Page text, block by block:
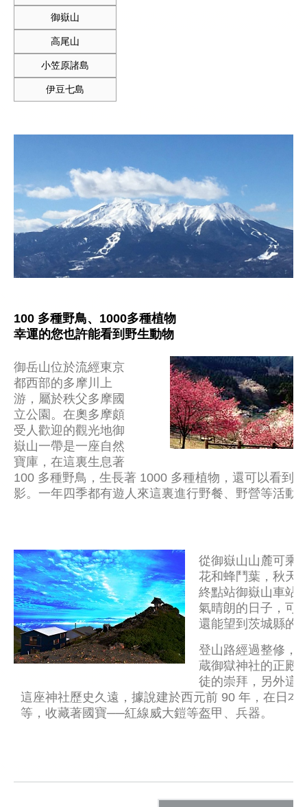
御嶽山
高尾山
小笠原諸島
伊豆七島
100 多種野鳥、1000多種植物
幸運的您也許能看到野生動物
御岳山位於流經東京
都西部的多摩川上
游，屬於秩父多摩國
立公園。在奧多摩頗
受人歡迎的觀光地御
嶽山一帶是一座自然
寶庫，在這裏生息著
100 多種野鳥，生長著 1000 多種植物，還可以看到
影。一年四季都有遊人來這裏進行野餐、野營等活動
從御嶽山山麓可乘
花和蜂鬥葉，秋天
終點站御嶽山車站
氣晴朗的日子，可
還能望到茨城縣的
登山路經過整修，
蔵御獄神社的正殿
徒的崇拜，另外這
這座神社歷史久遠，據說建於西元前 90 年，在日
等，收藏著國寶──紅線威大鎧等盔甲、兵器。